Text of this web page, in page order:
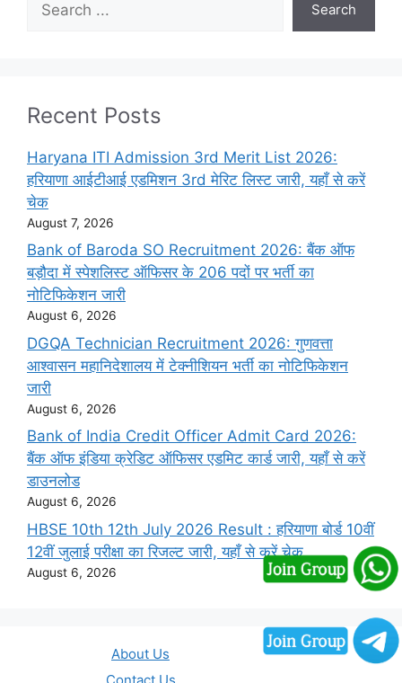
Search
Recent Posts
Haryana ITI Admission 3rd Merit List 2026:
हरियाणा आईटीआई एडमिशन 3rd मेरिट लिस्ट जारी, यहाँ से करें
चेक
August 7, 2026
Bank of Baroda SO Recruitment 2026: बैंक ऑफ
बड़ौदा में स्पेशलिस्ट ऑफिसर के 206 पदों पर भर्ती का
नोटिफिकेशन जारी
August 6, 2026
DGQA Technician Recruitment 2026: गुणवत्ता
आश्वासन महानिदेशालय में टेक्नीशियन भर्ती का नोटिफिकेशन
जारी
August 6, 2026
Bank of India Credit Officer Admit Card 2026:
बैंक ऑफ इंडिया क्रेडिट ऑफिसर एडमिट कार्ड जारी, यहाँ से करें
डाउनलोड
August 6, 2026
HBSE 10th 12th July 2026 Result : हरियाणा बोर्ड 10वीं
12वीं जुलाई परीक्षा का रिजल्ट जारी, यहाँ से करें चेक
August 6, 2026
About Us